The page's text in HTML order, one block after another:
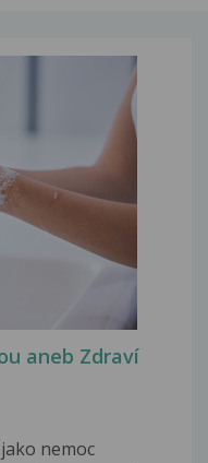
aneb Zdraví
nemoc